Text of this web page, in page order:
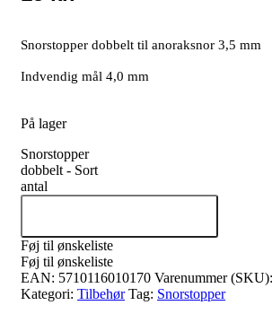
Snorstopper dobbelt til anoraksnor 3,5 mm
Indvendig mål 4,0 mm
På lager
Snorstopper
dobbelt - Sort
antal
Føj til ønskeliste
Føj til ønskeliste
EAN: 5710116010170 Varenummer (SKU):
Kategori: Tilbehør Tag: Snorstopper